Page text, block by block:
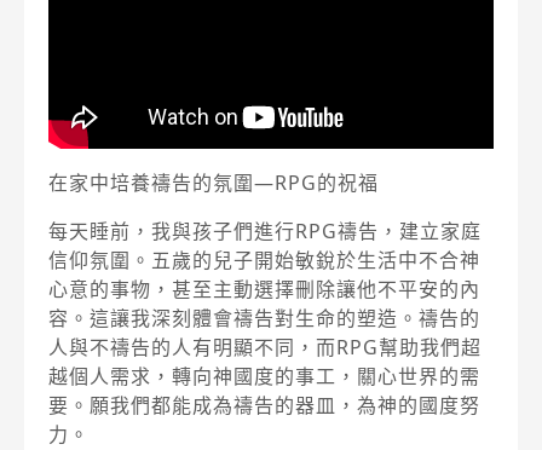
在家中培養禱告的氛圍—RPG的祝福
每天睡前，我與孩子們進行RPG禱告，建立家庭
信仰氛圍。五歲的兒子開始敏銳於生活中不合神
心意的事物，甚至主動選擇刪除讓他不平安的內
容。這讓我深刻體會禱告對生命的塑造。禱告的
人與不禱告的人有明顯不同，而RPG幫助我們超
越個人需求，轉向神國度的事工，關心世界的需
要。願我們都能成為禱告的器皿，為神的國度努
力。